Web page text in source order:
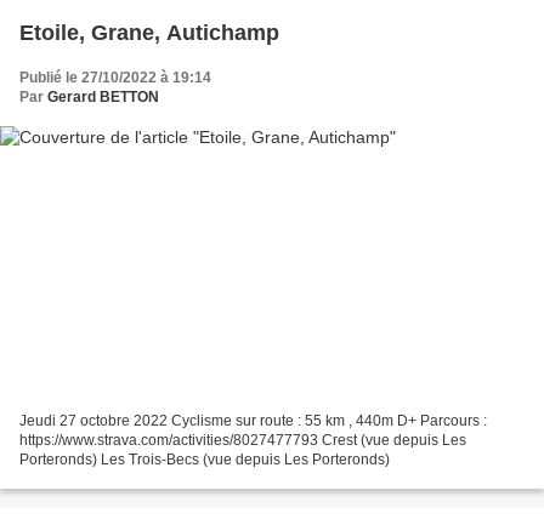
Etoile, Grane, Autichamp
Publié le 27/10/2022 à 19:14
Par Gerard BETTON
Jeudi 27 octobre 2022 Cyclisme sur route : 55 km , 440m D+ Parcours :
https://www.strava.com/activities/8027477793 Crest (vue depuis Les
Porteronds) Les Trois-Becs (vue depuis Les Porteronds)